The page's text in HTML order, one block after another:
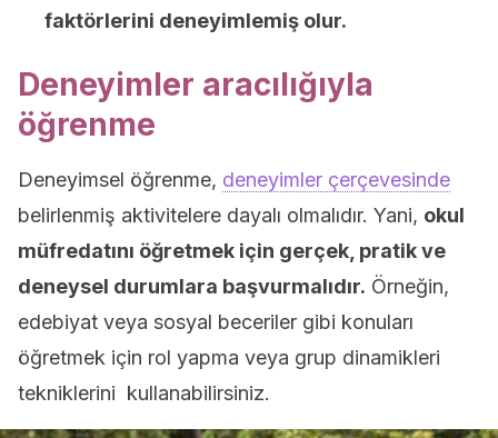
faktörlerini deneyimlemiş olur.
Deneyimler aracılığıyla
öğrenme
Deneyimsel öğrenme, deneyimler çerçevesinde
belirlenmiş aktivitelere dayalı olmalıdır. Yani, okul
müfredatını öğretmek için gerçek, pratik ve
deneysel durumlara başvurmalıdır. Örneğin,
edebiyat veya sosyal beceriler gibi konuları
öğretmek için rol yapma veya grup dinamikleri
tekniklerini kullanabilirsiniz.